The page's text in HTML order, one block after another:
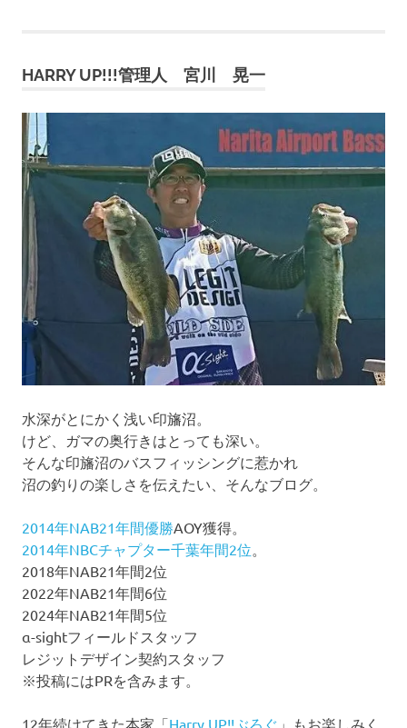
ビ
ゲ
ー
シ
ョ
ン
HARRY UP!!!管理人 宮川 晃一
水深がとにかく浅い印旛沼。
けど、ガマの奥行きはとっても深い。
そんな印旛沼のバスフィッシングに惹かれ
沼の釣りの楽しさを伝えたい、そんなブログ。
2014年NAB21年間優勝AOY獲得。
2014年NBCチャプター千葉年間2位。
2018年NAB21年間2位
2022年NAB21年間6位
2024年NAB21年間5位
α-sightフィールドスタッフ
レジットデザイン契約スタッフ
※投稿にはPRを含みます。
12年続けてきた本家「Harry UP!!ぶろぐ 」もお楽しみく